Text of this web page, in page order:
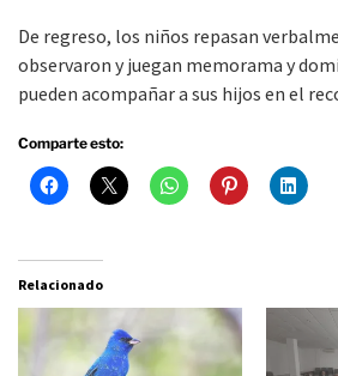
De regreso, los niños repasan
observaron y juegan memorama y
pueden acompañar a sus hijos en el
Comparte esto:
Relacionado